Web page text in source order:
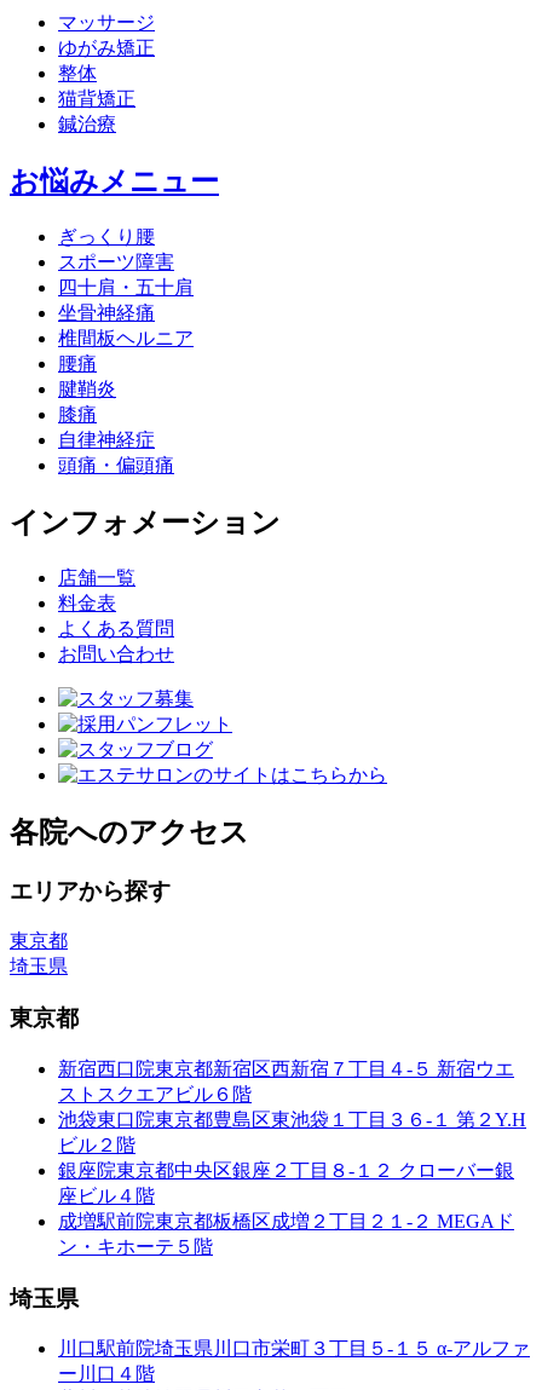
マッサージ
ゆがみ矯正
整体
猫背矯正
鍼治療
お悩みメニュー
ぎっくり腰
スポーツ障害
四十肩・五十肩
坐骨神経痛
椎間板ヘルニア
腰痛
腱鞘炎
膝痛
自律神経症
頭痛・偏頭痛
インフォメーション
店舗一覧
料金表
よくある質問
お問い合わせ
各院へのアクセス
エリアから探す
東京都
埼玉県
東京都
新宿西口院東京都新宿区西新宿７丁目４-５ 新宿ウエ
ストスクエアビル６階
池袋東口院東京都豊島区東池袋１丁目３６-１ 第２Y.H
ビル２階
銀座院東京都中央区銀座２丁目８-１２ クローバー銀
座ビル４階
成増駅前院東京都板橋区成増２丁目２１-２ MEGAド
ン・キホーテ５階
埼玉県
川口駅前院埼玉県川口市栄町３丁目５-１５ α-アルファ
ー川口４階